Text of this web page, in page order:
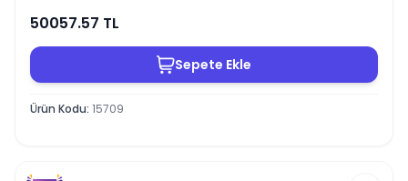
50057.57 TL
Sepete Ekle
Ürün Kodu: 15709